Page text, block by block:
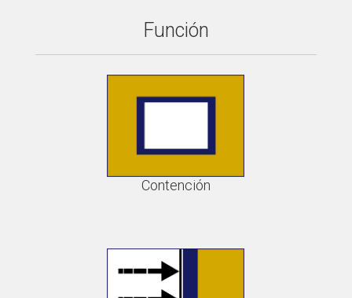
Función
Contención